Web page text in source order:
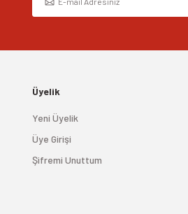
Üyelik
Yeni Üyelik
Üye Girişi
Şifremi Unuttum